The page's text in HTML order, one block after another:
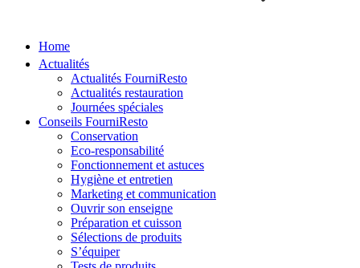
Home
Actualités
Actualités FourniResto
Actualités restauration
Journées spéciales
Conseils FourniResto
Conservation
Eco-responsabilité
Fonctionnement et astuces
Hygiène et entretien
Marketing et communication
Ouvrir son enseigne
Préparation et cuisson
Sélections de produits
S’équiper